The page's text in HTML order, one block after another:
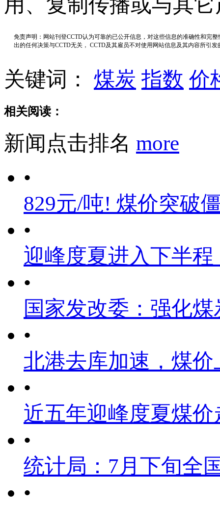
免责声明：网站刊登CCTD认为可靠的已公开信息，对这些信息的准确性和完
出的任何决策与CCTD无关， CCTD及其雇员不对使用网站信息及其内容所引
关键词： 煤炭 指数 价
相关阅读：
新闻点击排名 more
•
829元/吨! 煤价突破
•
迎峰度夏进入下半
•
国家发改委：强化
•
北港去库加速，煤
•
近五年迎峰度夏煤价
•
统计局：7月下旬全
•